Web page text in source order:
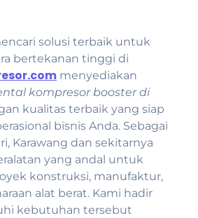
solusi terbaik untuk
bertekanan tinggi di
menyediakan
kompresor booster di
kualitas terbaik yang siap
bisnis Anda. Sebagai
Karawang dan sekitarnya
yang andal untuk
konstruksi, manufaktur,
alat berat. Kami hadir
kebutuhan tersebut